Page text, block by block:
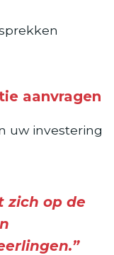
aanvragen
uw investering
zich op de